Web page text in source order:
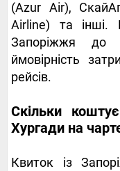
(Azur Air),
Airline) та інші.
Запоріжжя до
ймовірність
рейсів.
Скільки
Хургади на
Квиток із